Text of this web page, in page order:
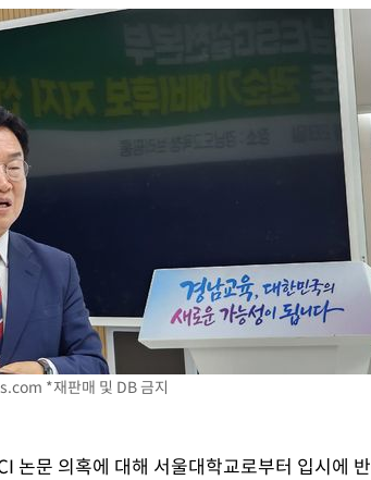
Mute
*재판매 및 DB 금지
논문 의혹에 대해 서울대학교로부터 입시에 반